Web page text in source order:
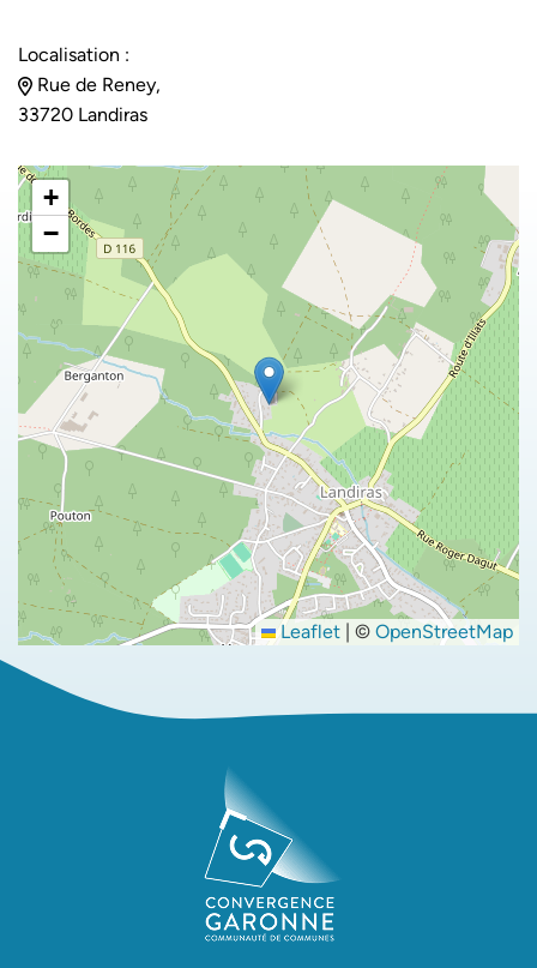
Localisation :
Rue de Reney,
33720 Landiras
+
−
Leaflet | © OpenStreetMap